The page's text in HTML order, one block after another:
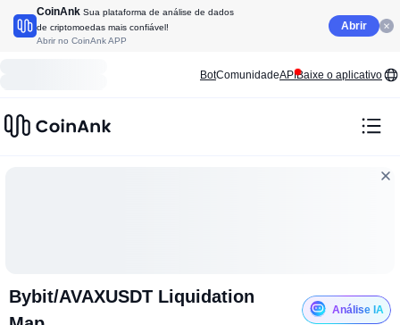
CoinAnk Sua plataforma de análise de dados
de criptomoedas mais confiável!
Abrir no CoinAnk APP
Abrir
BotComunidadeAPIBaixe o aplicativo
Bybit/AVAXUSDT Liquidation
Análise IA